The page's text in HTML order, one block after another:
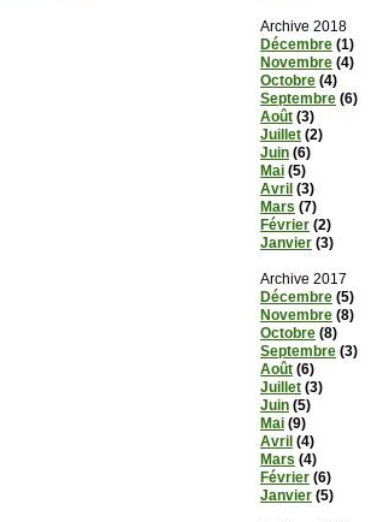
Archive 2018
Décembre (1)
Novembre (4)
Octobre (4)
Septembre (6)
Août (3)
Juillet (2)
Juin (6)
Mai (5)
Avril (3)
Mars (7)
Février (2)
Janvier (3)
Archive 2017
Décembre (5)
Novembre (8)
Octobre (8)
Septembre (3)
Août (6)
Juillet (3)
Juin (5)
Mai (9)
Avril (4)
Mars (4)
Février (6)
Janvier (5)